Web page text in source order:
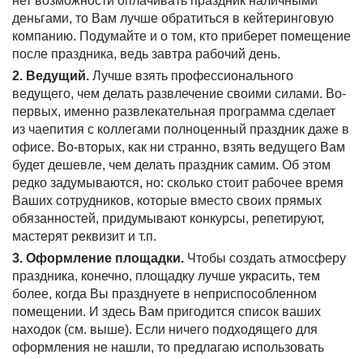
деньгами, то Вам лучше обратиться в кейтеринговую
компанию. Подумайте и о том, кто приберет помещение
после праздника, ведь завтра рабочий день.
2. Ведущий. Лучше взять профессионального
ведущего, чем делать развлечение своими силами. Во-
первых, именно развлекательная программа сделает
из чаепития с коллегами полноценный праздник даже в
офисе. Во-вторых, как ни странно, взять ведущего Вам
будет дешевле, чем делать праздник самим. Об этом
редко задумываются, но: сколько стоит рабочее время
Ваших сотрудников, которые вместо своих прямых
обязанностей, придумывают конкурсы, репетируют,
мастерят реквизит и т.п.
3. Оформление площадки. Чтобы создать атмосферу
праздника, конечно, площадку лучше украсить, тем
более, когда Вы празднуете в неприспособленном
помещении. И здесь Вам пригодится список ваших
находок (см. выше). Если ничего подходящего для
оформления не нашли, то предлагаю использовать